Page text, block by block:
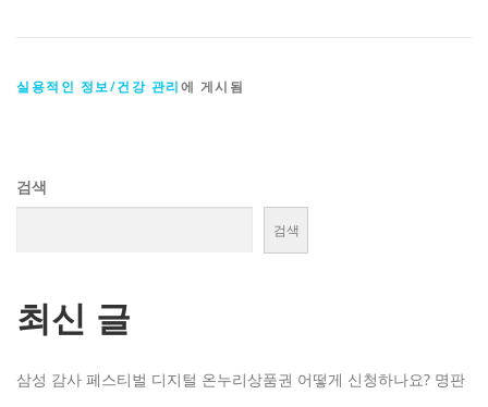
실용적인 정보/건강 관리에 게시됨
검색
검색
최신 글
삼성 감사 페스티벌 디지털 온누리상품권 어떻게 신청하나요? 명판